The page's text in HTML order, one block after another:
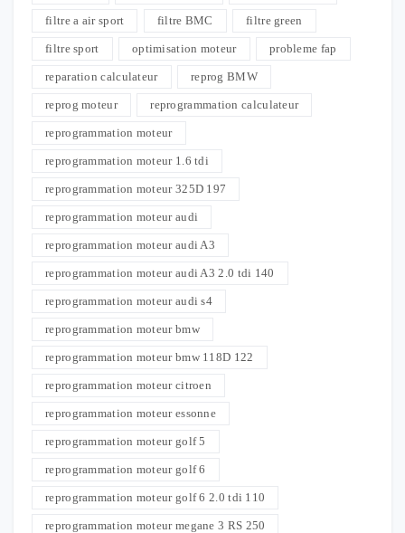
filtre a air sport filtre BMC filtre green
filtre sport optimisation moteur probleme fap
reparation calculateur reprog BMW
reprog moteur reprogrammation calculateur
reprogrammation moteur
reprogrammation moteur 1.6 tdi
reprogrammation moteur 325D 197
reprogrammation moteur audi
reprogrammation moteur audi A3
reprogrammation moteur audi A3 2.0 tdi 140
reprogrammation moteur audi s4
reprogrammation moteur bmw
reprogrammation moteur bmw 118D 122
reprogrammation moteur citroen
reprogrammation moteur essonne
reprogrammation moteur golf 5
reprogrammation moteur golf 6
reprogrammation moteur golf 6 2.0 tdi 110
reprogrammation moteur megane 3 RS 250